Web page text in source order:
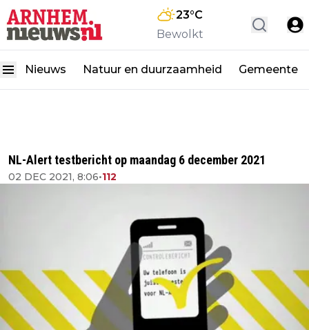
23°C
Bewolkt
Nieuws Natuur en duurzaamheid Gemeente
NL-Alert testbericht op maandag 6 december 2021
02 DEC 2021, 8:06•112